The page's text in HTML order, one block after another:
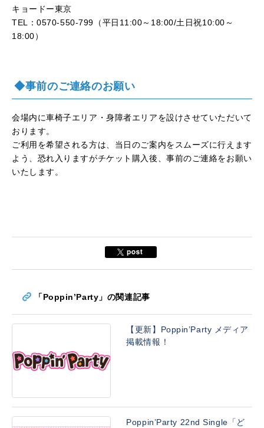
キョードー東京
TEL：0570-550-799（平日11:00～18:00/土日祝10:00～
18:00）
◆事前のご連絡のお願い
会場内に車椅子エリア・身障者エリアを設けさせていただいて
おります。
ご利用を希望される方は、当日のご案内をスムーズに行えます
よう、恐れ入りますがチケット購入後、事前のご連絡をお願い
いたします。
「Poppin’Party」の関連記事
【更新】Poppin’Party メディア
掲載情報！
Poppin’Party 22nd Single「ど